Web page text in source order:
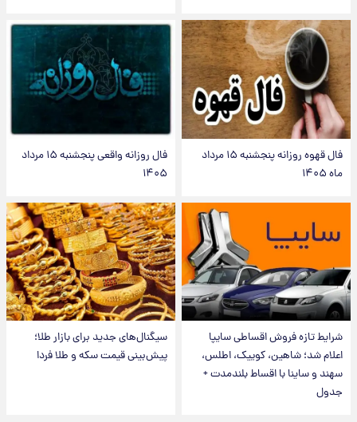
فال قهوه روزانه پنجشنبه ۱۵ مرداد
ماه ۱۴۰۵
فال روزانه واقعی پنجشنبه ۱۵ مرداد
۱۴۰۵
شرایط تازه فروش اقساطی سایپا
اعلام شد؛ شاهین، کوییک، اطلس،
سهند و ساینا با اقساط بلندمدت +
جدول
سیگنال‌های جدید برای بازار طلا؛
پیش‌بینی قیمت سکه و طلا فردا